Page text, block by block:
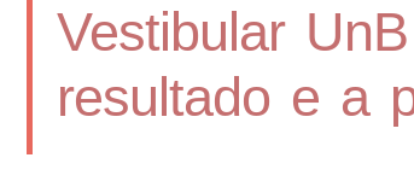
Vestibular
resultado e a